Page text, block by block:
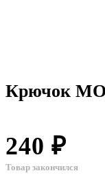
Крючок
240 ₽
Товар закончился